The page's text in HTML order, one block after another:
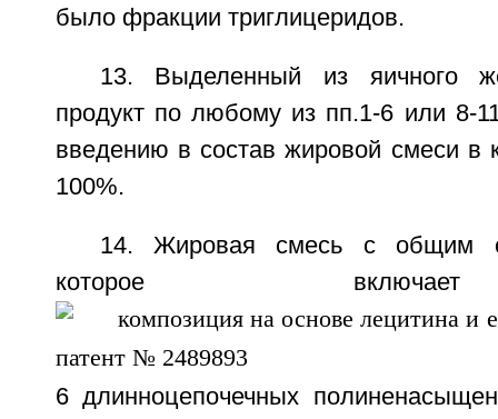
было фракции триглицеридов.
13. Выделенный из яичного
продукт по любому из пп.1-6 или 8-
введению в состав жировой смеси в
100%.
14. Жировая смесь с общим
которое
6 длинноцепочечных